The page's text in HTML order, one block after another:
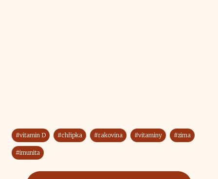
#vitamin D #chřipka #rakovina #vitaminy #zima
#imunita